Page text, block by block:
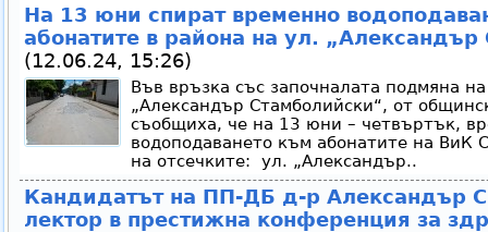
На 13 юни спират временно
абонатите в района на ул. „Александър
(12.06.24, 15:26)
Във връзка със започналата подмяна
„Александър Стамболийски“, от
съобщиха, че на 13 юни – четвъртък,
водоподаването към абонатите на ВиК
на отсечките: ул. „Александър..
Кандидатът на ПП-ДБ д-р Александър
лектор в престижна конференция за